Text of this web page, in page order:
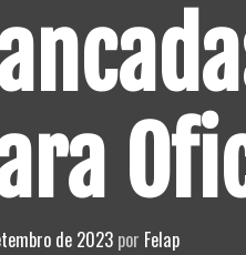
de 2023 por Felap